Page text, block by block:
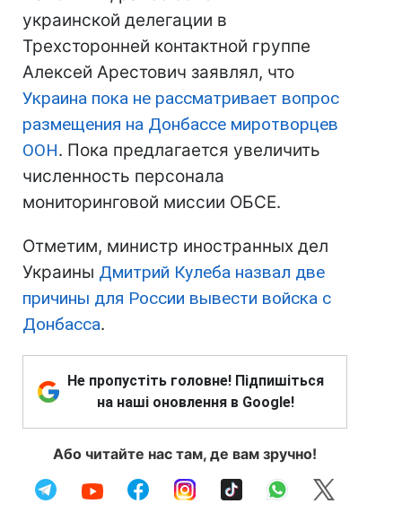
украинской делегации в
Трехсторонней контактной группе
Алексей Арестович заявлял, что
Украина пока не рассматривает вопрос
размещения на Донбассе миротворцев
ООН. Пока предлагается увеличить
численность персонала
мониторинговой миссии ОБСЕ.
Отметим, министр иностранных дел
Украины Дмитрий Кулеба назвал две
причины для России вывести войска с
Донбасса.
Не пропустіть головне! Підпишіться
на наші оновлення в Google!
Або читайте нас там, де вам зручно!